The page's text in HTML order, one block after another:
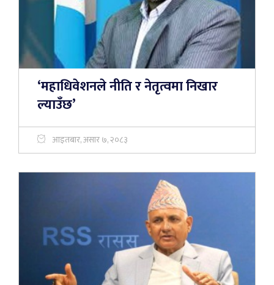
‘महाधिवेशनले नीति र नेतृत्वमा निखार
ल्याउँछ’
आइतबार, असार ७, २०८३